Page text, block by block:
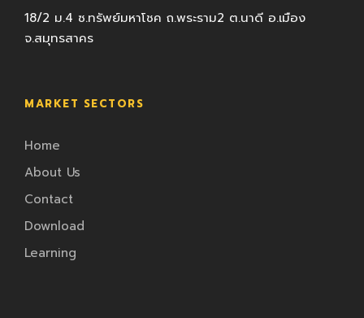
18/2 ม.4 ซ.ทรัพย์มหาโชค ถ.พระราม2 ต.นาดี อ.เมือง
จ.สมุทรสาคร
MARKET SECTORS
Home
About Us
Contact
Download
Learning